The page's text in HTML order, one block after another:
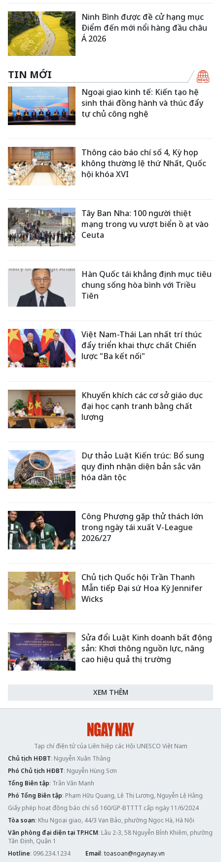
Ninh Bình được đề cử hạng mục
Điểm đến mới nổi hàng đầu châu
Á 2026
TIN MỚI
Ngoại giao kinh tế: Kiến tạo hệ
sinh thái đồng hành và thúc đẩy
tự chủ công nghệ
Thông cáo báo chí số 4, Kỳ họp
không thường lệ thứ Nhất, Quốc
hội khóa XVI
Tây Ban Nha: 100 người thiệt
mạng trong vụ vượt biển ồ ạt vào
Ceuta
Hàn Quốc tái khẳng định mục tiêu
chung sống hòa bình với Triều
Tiên
Việt Nam-Thái Lan nhất trí thúc
đẩy triển khai thực chất Chiến
lược "Ba kết nối"
Khuyến khích các cơ sở giáo dục
đại học cạnh tranh bằng chất
lượng
Dự thảo Luật Kiến trúc: Bổ sung
quy định nhận diện bản sắc văn
hóa dân tộc
Công Phượng gặp thử thách lớn
trong ngày tái xuất V-League
2026/27
Chủ tịch Quốc hội Trần Thanh
Mẫn tiếp Đại sứ Hoa Kỳ Jennifer
Wicks
Sửa đổi Luật Kinh doanh bất động
sản: Khơi thông nguồn lực, nâng
cao hiệu quả thị trường
XEM THÊM
Tạp chí điện tử của Liên hiệp các Hội UNESCO Việt Nam
Chủ tịch HĐBT: Nguyễn Xuân Thắng
Phó Chủ tịch HĐBT: Nguyễn Hùng Sơn
Tổng Biên tập: Trần Văn Mạnh
Phó Tổng Biên tập: Phạm Hữu Quang, Lê Thị Lương, Nguyễn Lệ Hằng
Giấy phép hoạt động báo chí số 160/GP-BTTTT cấp ngày 11/6/2024
Tòa soạn: Khu Ngoại giao, 44/3 Vạn Bảo, phường Ngọc Hà, Hà Nội
Văn phòng đại diện tại TP.HCM: Lầu 2-3, 58 Nguyễn Bỉnh Khiêm, phường
Tân Định, Quận 1
Hotline: 096.234.1234 Email: toasoan@ngaynay.vn